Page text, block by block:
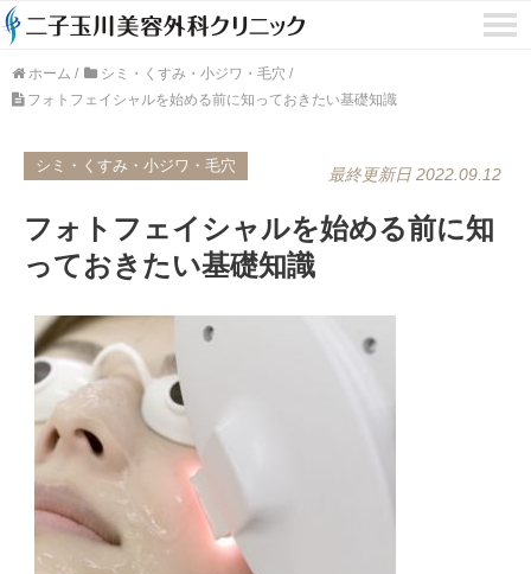
ホーム / シミ・くすみ・小ジワ・毛穴 /
フォトフェイシャルを始める前に知っておきたい基礎知識
シミ・くすみ・小ジワ・毛穴 最終更新日 2022.09.12
フォトフェイシャルを始める前に知
っておきたい基礎知識